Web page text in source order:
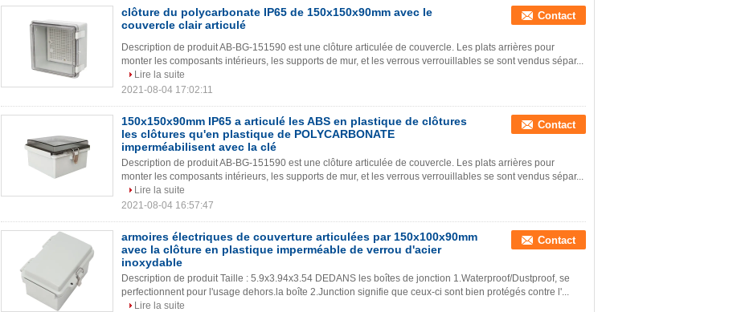
clôture du polycarbonate IP65 de 150x150x90mm avec le
couvercle clair articulé
Contact
Description de produit AB-BG-151590 est une clôture articulée de couvercle. Les plats arrières pour
monter les composants intérieurs, les supports de mur, et les verrous verrouillables se sont vendus sépar...
Lire la suite
2021-08-04 17:02:11
150x150x90mm IP65 a articulé les ABS en plastique de clôtures
les clôtures qu'en plastique de POLYCARBONATE
imperméabilisent avec la clé
Contact
Description de produit AB-BG-151590 est une clôture articulée de couvercle. Les plats arrières pour
monter les composants intérieurs, les supports de mur, et les verrous verrouillables se sont vendus sépar...
Lire la suite
2021-08-04 16:57:47
armoires électriques de couverture articulées par 150x100x90mm
avec la clôture en plastique imperméable de verrou d'acier
inoxydable
Contact
Description de produit Taille : 5.9x3.94x3.54 DEDANS les boîtes de jonction 1.Waterproof/Dustproof, se
perfectionnent pour l'usage dehors.la boîte 2.Junction signifie que ceux-ci sont bien protégés contre l'...
Lire la suite